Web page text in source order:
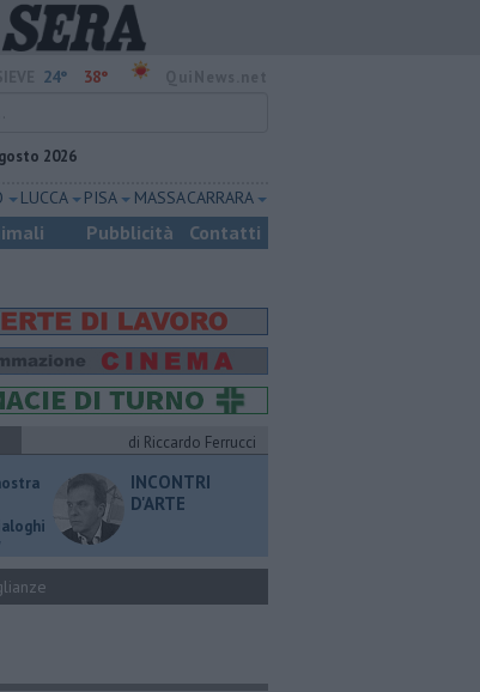
24° 38°
2026
LUCCA PISA MASSA CARRARA
Pubblicità Contatti
di Riccardo Ferrucci
INCONTRI
D'ARTE